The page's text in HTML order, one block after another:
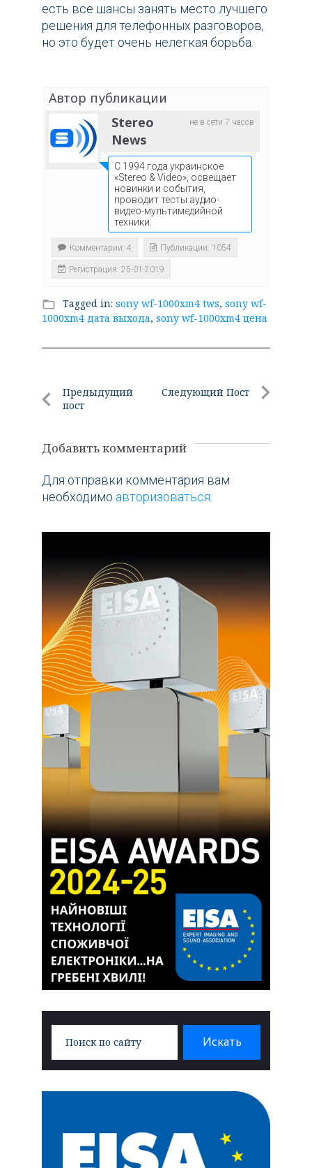
есть все шансы занять место лучшего
решения для телефонных разговоров,
но это будет очень нелегкая борьба.
Автор публикации
не в сети 7 часов
Stereo
News
С 1994 года украинское
«Stereo & Video», освещает
новинки и события,
проводит тесты аудио-
видео-мультимедийной
техники.
Комментарии: 4 Публикации: 1054
Регистрация: 25-01-2019
folder_open Tagged in: sony wf-1000xm4 tws, sony wf-
1000xm4 дата выхода, sony wf-1000xm4 цена
Навигация
по
Предыдущий
пост
пост
Следующий Пост
Добавить комментарий
Для отправки комментария вам
необходимо авторизоваться.
Искать